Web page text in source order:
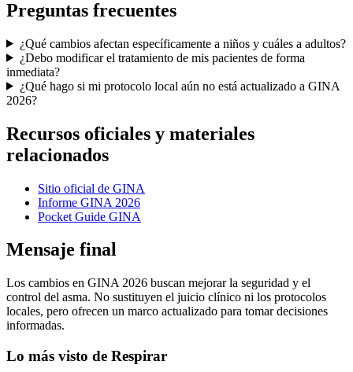
Preguntas frecuentes
¿Qué cambios afectan específicamente a niños y cuáles a adultos?
¿Debo modificar el tratamiento de mis pacientes de forma
inmediata?
¿Qué hago si mi protocolo local aún no está actualizado a GINA
2026?
Recursos oficiales y materiales
relacionados
Sitio oficial de GINA
Informe GINA 2026
Pocket Guide GINA
Mensaje final
Los cambios en GINA 2026 buscan mejorar la seguridad y el
control del asma. No sustituyen el juicio clínico ni los protocolos
locales, pero ofrecen un marco actualizado para tomar decisiones
informadas.
Lo más visto de Respirar